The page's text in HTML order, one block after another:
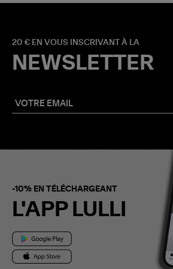
20 € EN VOUS INSCRIVANT À LA
NEWSLETTER
-10% EN TÉLÉCHARGEANT
L'APP LULLI